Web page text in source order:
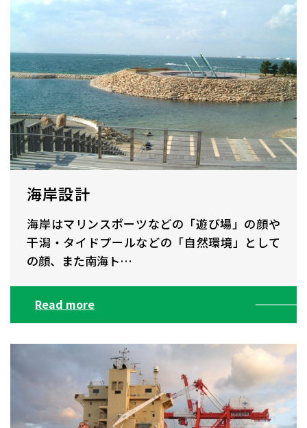
海岸設計
海岸はマリンスポーツなどの「遊び場」の顔や
干潟・タイドプールなどの「自然環境」として
の顔、また南海ト…
Read more